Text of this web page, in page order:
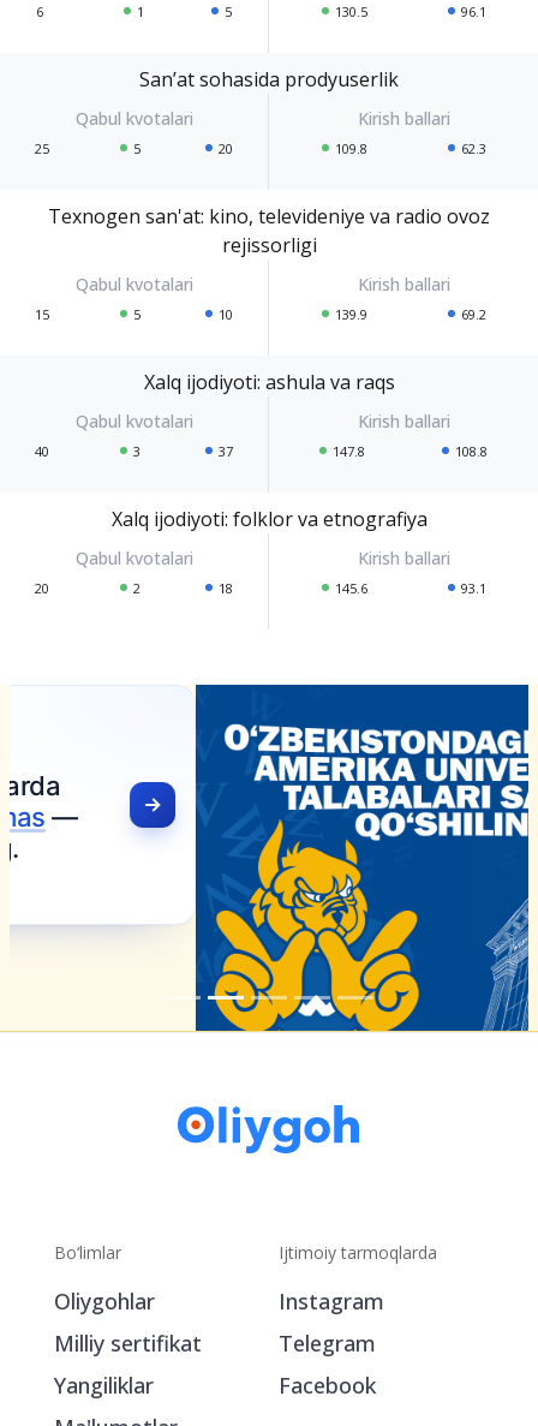
6 1 5 130.5 96.1
San’at sohasida prodyuserlik
25 5 20 109.8 62.3
Texnogen san'at: kino, televideniye va radio ovoz
rejissorligi
15 5 10 139.9 69.2
Xalq ijodiyoti: ashula va raqs
40 3 37 147.8 108.8
Xalq ijodiyoti: folklor va etnografiya
20 2 18 145.6 93.1
Bo‘limlar
Oliygohlar
Milliy sertifikat
Yangiliklar
Ijtimoiy tarmoqlarda
Instagram
Telegram
Facebook